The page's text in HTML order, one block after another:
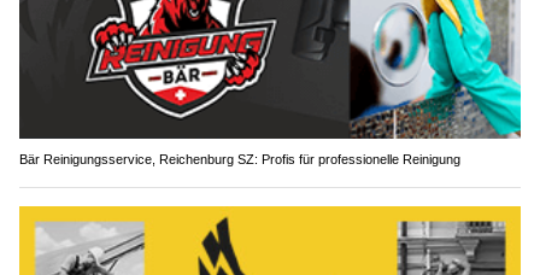
Bär Reinigungsservice, Reichenburg SZ: Profis für professionelle Reinigung